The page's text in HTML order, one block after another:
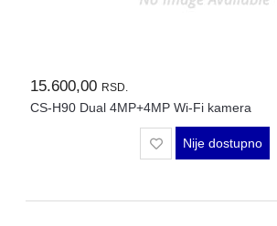
15.600,00 RSD.
CS-H90 Dual 4MP+4MP Wi-Fi kamera
Nije dostupno